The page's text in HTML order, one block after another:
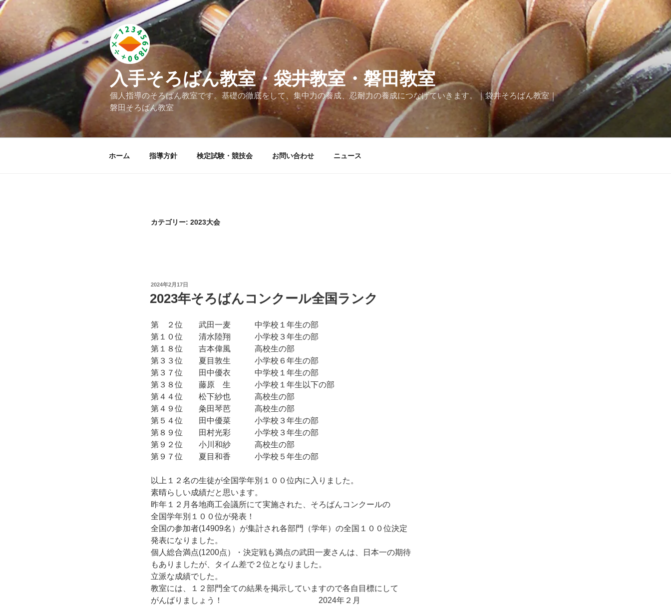
コ
ン
ン
ツ
へ
ス
キ
プ
入手そろばん教室・袋井教室・磐田教室
個人指導のそろばん教室です。基礎の徹底をして、集中力の養成、忍耐力の養成につなげていきます。｜袋井そろばん教室｜
磐田そろばん教室
ホーム 指導方針 検定試験・競技会 お問い合わせ ニュース
カテゴリー: 2023大会
投
日:
2024年2月17日
2023年そろばんコンクール全国ランク
第 ２位 武田一麦 中学校１年生の部
第１０位 清水陸翔 小学校３年生の部
第１８位 吉本偉風 高校生の部
第３３位 夏目敦生 小学校６年生の部
第３７位 田中優衣 中学校１年生の部
第３８位 藤原 生 小学校１年生以下の部
第４４位 松下紗也 高校生の部
第４９位 粂田琴芭 高校生の部
第５４位 田中優菜 小学校３年生の部
第８９位 田村光彩 小学校３年生の部
第９２位 小川和紗 高校生の部
第９７位 夏目和香 小学校５年生の部
以上１２名の生徒が全国学年別１００位内に入りました。
素晴らしい成績だと思います。
昨年１２月各地商工会議所にて実施された、そろばんコンクールの
全国学年別１００位が発表！
全国の参加者(14909名）が集計され各部門（学年）の全国１００位決定
発表になりました。
個人総合満点(1200点）・決定戦も満点の武田一麦さんは、日本一の期待
もありましたが、タイム差で２位となりました。
立派な成績でした。
教室には、１２部門全ての結果を掲示していますので各自目標にして
がんばりましょう！ 2024年２月